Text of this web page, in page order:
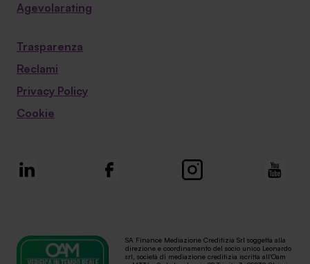
Agevolarating
Trasparenza
Reclami
Privacy Policy
Cookie
SA Finance Mediazione Creditizia Srl soggetta alla
direzione e coordinamento del socio unico Leonardo
srl, società di mediazione creditizia iscritta all'Oam